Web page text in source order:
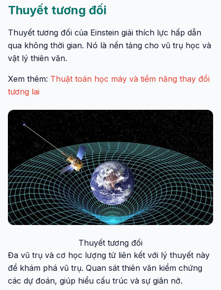
Thuyết tương đối
Thuyết tương đối của Einstein giải thích lực hấp dẫn
qua không thời gian. Nó là nền tảng cho vũ trụ học và
vật lý thiên văn.
Xem thêm: Thuật toán học máy và tiềm năng thay đổi
tương lai
Thuyết tương đối
Đa vũ trụ và cơ học lượng tử liên kết với lý thuyết này
để khám phá vũ trụ. Quan sát thiên văn kiểm chứng
các dự đoán, giúp hiểu cấu trúc và sự giãn nở.